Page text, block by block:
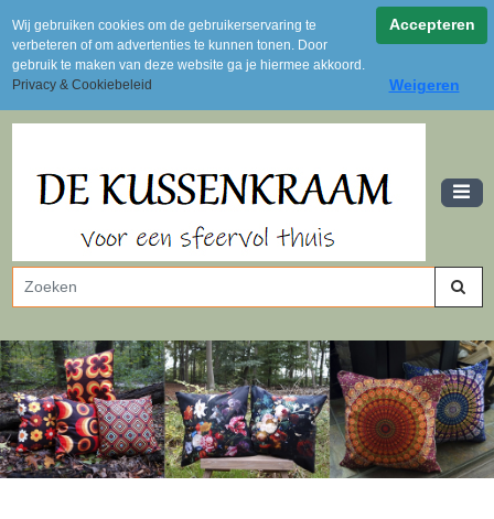
Achteraf betalen via Klarna
Levertijd 2 tot 3 dagen
Gratis verzending vanaf 100 euro (NL)
Uit voorraad leverbaar
Wij gebruiken cookies om de gebruikerservaring te
verbeteren of om advertenties te kunnen tonen. Door
gebruik te maken van deze website ga je hiermee akkoord.
Privacy & Cookiebeleid
Accepteren
Weigeren